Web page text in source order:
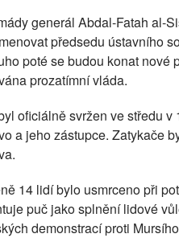
generál Abdal-Fatah al-
předsedu ústavního
poté se budou konat nové
prozatímní vláda.
oficiálně svržen ve středu
a jeho zástupce. Zatykače
14 lidí bylo usmrceno při
puč jako splnění lidové
demonstrací proti